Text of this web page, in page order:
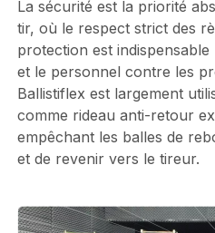
La sécurité est la priorité
tir, où le respect strict des
protection est
et le personnel contre les
Ballistiflex est largement
comme rideau anti-retour
empêchant les balles de
et de revenir vers le tireur.